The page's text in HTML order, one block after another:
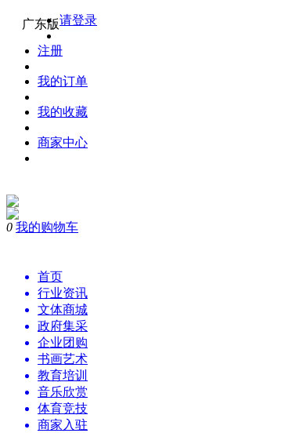
广东版请登录
注册
我的订单
我的收藏
商家中心
0 我的购物车
首页
行业资讯
文体商城
政府集采
企业团购
书画艺术
教育培训
音乐欣赏
体育竞技
商家入驻